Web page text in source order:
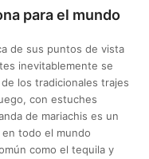
para el mundo
de sus puntos de vista
inevitablemente se
los tradicionales trajes
con estuches
de mariachis es un
todo el mundo
como el tequila y